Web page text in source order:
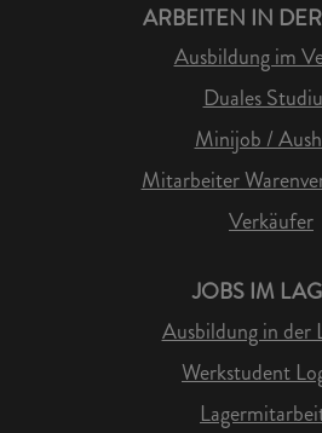
ARBEITEN IN
Ausbildung im
Duales
Minijob /
Mitarbeiter
Verkäufer
JOBS IM
Ausbildung in der
Werkstudent